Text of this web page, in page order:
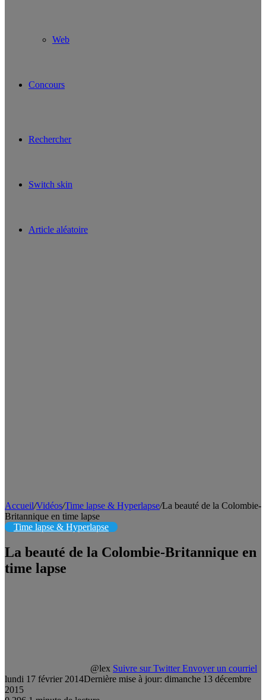
Web
Concours
Rechercher
Switch skin
Article aléatoire
Accueil/Vidéos/Time lapse & Hyperlapse/La beauté de la Colombie-
Britannique en time lapse
Time lapse & Hyperlapse
La beauté de la Colombie-Britannique en
time lapse
@lex Suivre sur Twitter Envoyer un courriel
lundi 17 février 2014Dernière mise à jour: dimanche 13 décembre
2015